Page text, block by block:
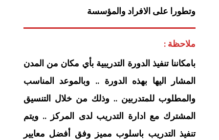
وتطورا على الافراد والمؤسسة
ملاحظة :
بامكاننا تنفيذ الدورة التدريبية بأي مكان من المدن
المشار اليها بهذه الدورة .. وبالموعد المناسب
والمطلوب للمتدربين .. وذلك من خلال التنسيق
المشترك مع ادارة التدريب لدى المركز .. ويتم
تنفيذ التدريب باسلوب مميز وفق أفضل معايير